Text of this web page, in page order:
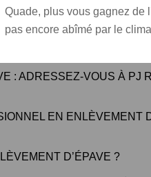
Quade, plus vous gagnez de
pas encore abîmé par le
: ADRESSEZ-VOUS À PJ
EN ENLÈVEMENT
D’ÉPAVE ?